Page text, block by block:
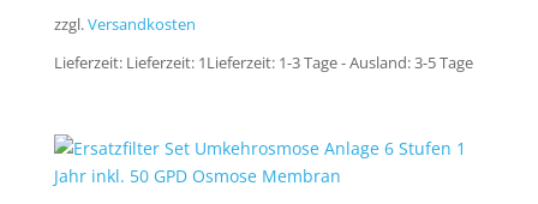
zzgl.Versandkosten
Lieferzeit: Lieferzeit: 1Lieferzeit: 1-3 Tage - Ausland: 3-5 Tage